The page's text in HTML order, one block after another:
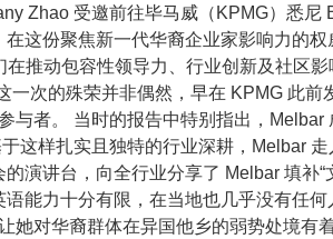
Zhao 受邀前往毕马威（KPMG）悉
这份聚焦新一代华裔企业家影响力的
推动包容性领导力、行业创新及社区
一次的殊荣并非偶然，早在 KPMG 此
与者。 当时的报告中特别指出，
这样扎实且独特的行业深耕，Melbar
演讲台，向全行业分享了 Melbar 填
能力十分有限，在当地也几乎没有任
她对华裔群体在异国他乡的弱势处境